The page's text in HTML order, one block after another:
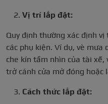
Vị trí lắp đặt:
Quy định thường xác định
các phụ kiện. Ví dụ, vè mưa
che kín tầm nhìn của tài xế,
trở cánh cửa mở đóng hoặc
Cách thức lắp đặt: